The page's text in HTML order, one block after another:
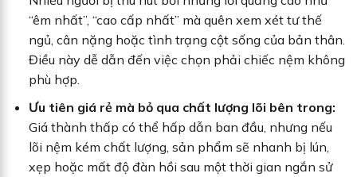
“êm nhất”, “cao cấp nhất” mà quên xem xét tư thế
ngủ, cân nặng hoặc tình trạng cột sống của bản thân.
Điều này dễ dẫn đến việc chọn phải chiếc nệm không
phù hợp.
Ưu tiên giá rẻ mà bỏ qua chất lượng lõi bên trong:
Giá thành thấp có thể hấp dẫn ban đầu, nhưng nếu
lõi nệm kém chất lượng, sản phẩm sẽ nhanh bị lún,
xẹp hoặc mất độ đàn hồi sau một thời gian ngắn sử